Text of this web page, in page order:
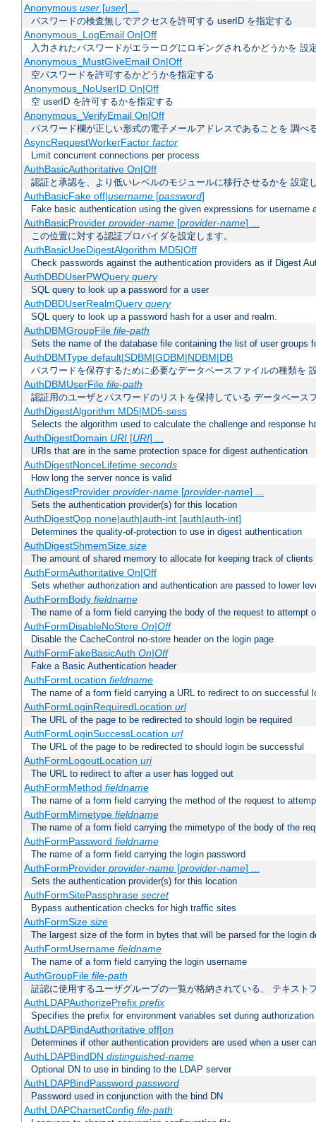
Anonymous user[user] ...
パスワードの検査無しでアクセスを許可する userID を指定する
Anonymous_LogEmail On|Off
入力されたパスワードがエラーログにロギングされるかどうかを 設
Anonymous_MustGiveEmail On|Off
空パスワードを許可するかどうかを指定する
Anonymous_NoUserID On|Off
空 userID を許可するかを指定する
Anonymous_VerifyEmail On|Off
パスワード欄が正しい形式の電子メールアドレスであることを 調べ
AsyncRequestWorkerFactor factor
Limit concurrent connections per process
AuthBasicAuthoritative On|Off
認証と承認を、より低いレベルのモジュールに移行させるかを 設定
AuthBasicFake off|username[password]
Fake basic authentication using the given expressions for username
AuthBasicProvider provider-name[provider-name] ...
この位置に対する認証プロバイダを設定します。
AuthBasicUseDigestAlgorithm MD5|Off
Check passwords against the authentication providers as if Digest
AuthDBDUserPWQuery query
SQL query to look up a password for a user
AuthDBDUserRealmQuery query
SQL query to look up a password hash for a user and realm.
AuthDBMGroupFile file-path
Sets the name of the database file containing the list of user groups
AuthDBMType default|SDBM|GDBM|NDBM|DB
パスワードを保存するために必要なデータベースファイルの種類を
AuthDBMUserFile file-path
認証用のユーザとパスワードのリストを保持している データベース
AuthDigestAlgorithm MD5|MD5-sess
Selects the algorithm used to calculate the challenge and response
AuthDigestDomain URI[URI] ...
URIs that are in the same protection space for digest authentication
AuthDigestNonceLifetime seconds
How long the server nonce is valid
AuthDigestProvider provider-name[provider-name] ...
Sets the authentication provider(s) for this location
AuthDigestQop none|auth|auth-int [auth|auth-int]
Determines the quality-of-protection to use in digest authentication
AuthDigestShmemSize size
The amount of shared memory to allocate for keeping track of clients
AuthFormAuthoritative On|Off
Sets whether authorization and authentication are passed to lower
AuthFormBody fieldname
The name of a form field carrying the body of the request to attempt
AuthFormDisableNoStore On|Off
Disable the CacheControl no-store header on the login page
AuthFormFakeBasicAuth On|Off
Fake a Basic Authentication header
AuthFormLocation fieldname
The name of a form field carrying a URL to redirect to on successful
AuthFormLoginRequiredLocation url
The URL of the page to be redirected to should login be required
AuthFormLoginSuccessLocation url
The URL of the page to be redirected to should login be successful
AuthFormLogoutLocation uri
The URL to redirect to after a user has logged out
AuthFormMethod fieldname
The name of a form field carrying the method of the request to
AuthFormMimetype fieldname
The name of a form field carrying the mimetype of the body of the
AuthFormPassword fieldname
The name of a form field carrying the login password
AuthFormProvider provider-name[provider-name] ...
Sets the authentication provider(s) for this location
AuthFormSitePassphrase secret
Bypass authentication checks for high traffic sites
AuthFormSize size
The largest size of the form in bytes that will be parsed for the login
AuthFormUsername fieldname
The name of a form field carrying the login username
AuthGroupFile file-path
証認に使用するユーザグループの一覧が格納されている、 テキスト
AuthLDAPAuthorizePrefix prefix
Specifies the prefix for environment variables set during authorization
AuthLDAPBindAuthoritative off|on
Determines if other authentication providers are used when a user
AuthLDAPBindDN distinguished-name
Optional DN to use in binding to the LDAP server
AuthLDAPBindPassword password
Password used in conjunction with the bind DN
AuthLDAPCharsetConfig file-path